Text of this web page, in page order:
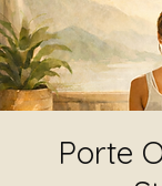
Porte